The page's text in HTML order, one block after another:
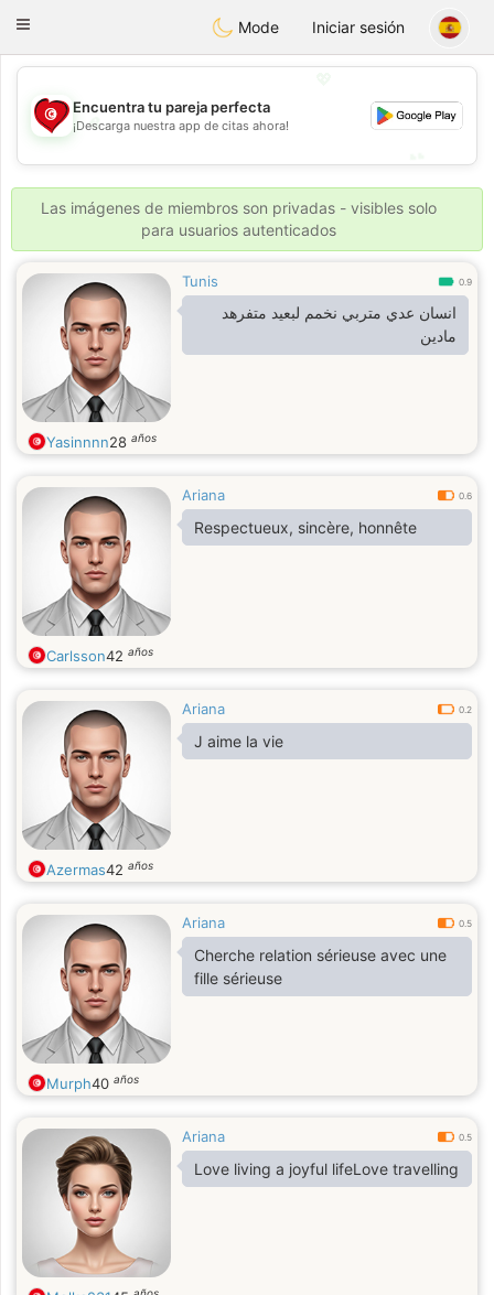
Tunisia Dating
Toggle
Mode Iniciar sesión
💖
💕
Encuentra tu pareja perfecta
¡Descarga nuestra app de citas ahora!
Las imágenes de miembros son privadas - visibles solo
para usuarios autenticados
Tunis 0.9
انسان عدي متربي نخمم لبعيد متفرهد
مادين
Yasinnnn28 años
Ariana 0.6
Respectueux, sincère, honnête
Carlsson42 años
Ariana 0.2
J aime la vie
Azermas42 años
Ariana 0.5
Cherche relation sérieuse avec une
fille sérieuse
Murph40 años
Ariana 0.5
Love living a joyful lifeLove travelling